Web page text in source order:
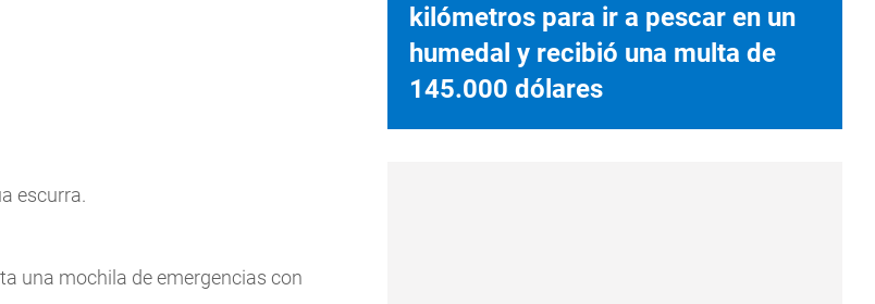
escurra.
una mochila de emergencias con
kilómetros para ir a pescar en un
humedal y recibió una multa de
145.000 dólares